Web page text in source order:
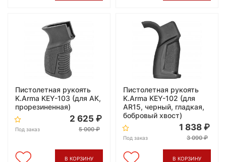
Пистолетная рукоять
K.Arma KEY-103 (для АК,
прорезиненная)
Под заказ
2 625
5 000
В КОРЗИНУ
Пистолетная рукоять
K.Arma KEY-102 (для
AR15, черный, гладкая,
бобровый хвост)
Под заказ
1 838
3 090
В КОРЗИНУ